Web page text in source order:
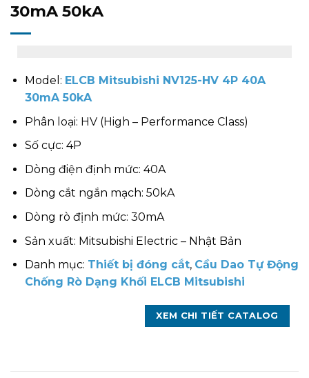
30mA 50kA
Model: ELCB Mitsubishi NV125-HV 4P 40A
30mA 50kA
Phân loại: HV (High – Performance Class)
Số cực: 4P
Dòng điện định mức: 40A
Dòng cắt ngắn mạch: 50kA
Dòng rò định mức: 30mA
Sản xuất: Mitsubishi Electric – Nhật Bản
Danh mục: Thiết bị đóng cắt, Cầu Dao Tự Động
Chống Rò Dạng Khối ELCB Mitsubishi
XEM CHI TIẾT CATALOG